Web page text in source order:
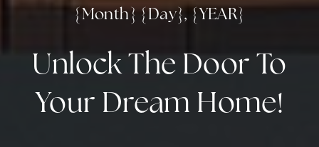
{Month} {Day}, {YEAR}
Unlock The Door To
Your Dream Home!